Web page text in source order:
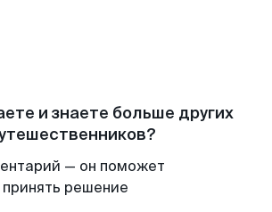
и знаете больше других
— он поможет
решение